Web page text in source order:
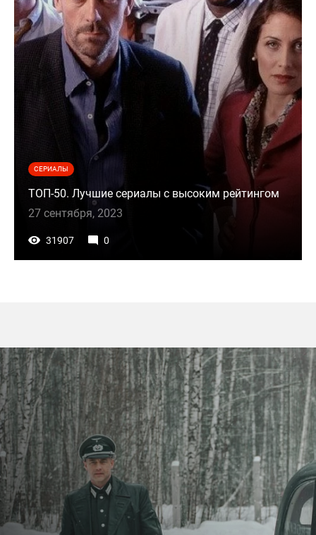
СЕРИАЛЫ
ТОП-50. Лучшие сериалы с высоким рейтингом
27 сентября, 2023
31907 0